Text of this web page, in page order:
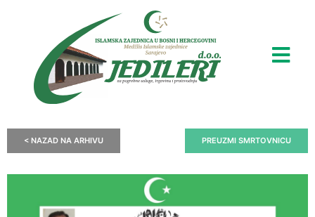
< NAZAD NA ARHIVU PREUZMI SMRTOVNICU